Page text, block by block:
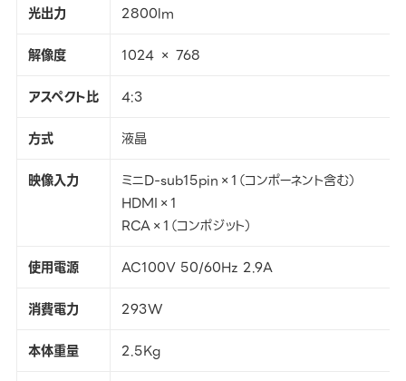
光出力
2800lm
解像度
1024 × 768
アスペクト比
4:3
方式
液晶
映像入力
ミニD-sub15pin×1（コンポーネント含む）
HDMI×1
RCA×1（コンポジット）
使用電源
AC100V 50/60Hz 2.9A
消費電力
293W
本体重量
2.5Kg